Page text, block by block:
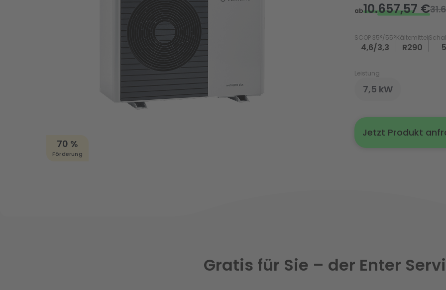
70 %
Förderung
ab10.657,57 €
SCOP 35°/55°
4,6/3,3
Kältemittel
R290
Leistung
7,5 kW
Jetzt Produkt
Gratis für Sie – der Enter